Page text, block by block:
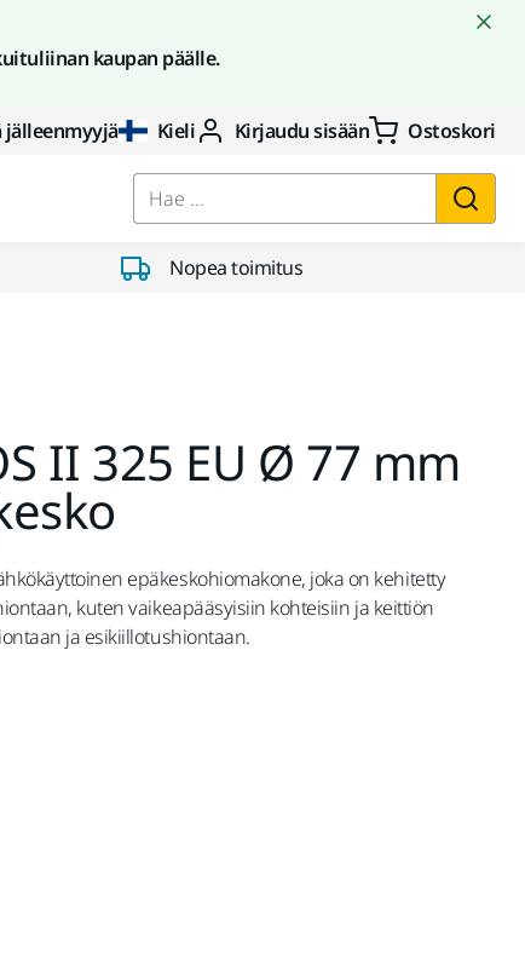
kaupan päälle.
jälleenmyyjä Kieli Kirjaudu sisään Ostoskori
Hae ...
Nopea toimitus
II 325 EU Ø 77 mm
epäkeskohiomakone, joka on kehitetty
kuten vaikeapääsyisiin kohteisiin ja keittiön
ja esikiillotushiontaan.